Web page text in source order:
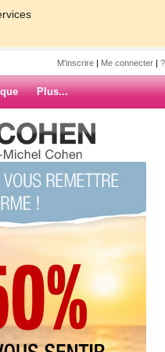
M'inscrire | Me connecter |
Plus...